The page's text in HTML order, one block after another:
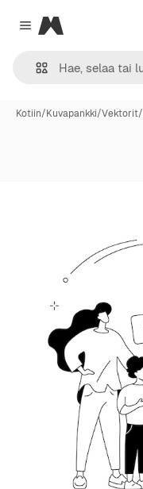
Close menu
Magnific
Kotiin/Kuvapankki/Vektorit/